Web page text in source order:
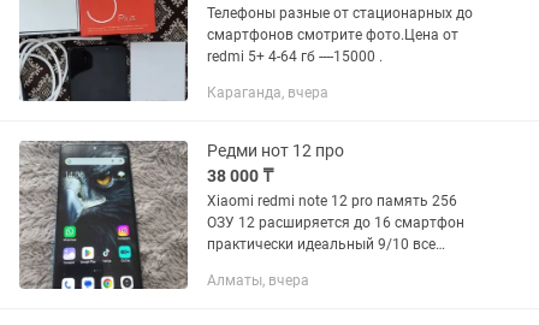
Телефоны разные от стационарных до
смартфонов смотрите фото.Цена от
redmi 5+ 4-64 гб ----15000 .
Караганда, вчера
Редми нот 12 про
38 000 ₸
Хiaomi redmi note 12 pro память 256
ОЗУ 12 расширяется до 16 смартфон
практически идеальный 9/10 все
смартфон поддерживает все игры и
Алматы, вчера